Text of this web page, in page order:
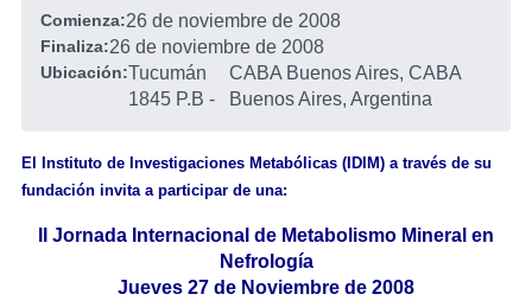
Comienza:26 de noviembre de 2008
Finaliza:26 de noviembre de 2008
Ubicación:Tucumán
1845 P.B -
CABA Buenos Aires, CABA
Buenos Aires, Argentina
El Instituto de Investigaciones Metabólicas (IDIM) a través de su
fundación invita a participar de una:
II Jornada Internacional de Metabolismo Mineral en
Nefrología
Jueves 27 de Noviembre de 2008